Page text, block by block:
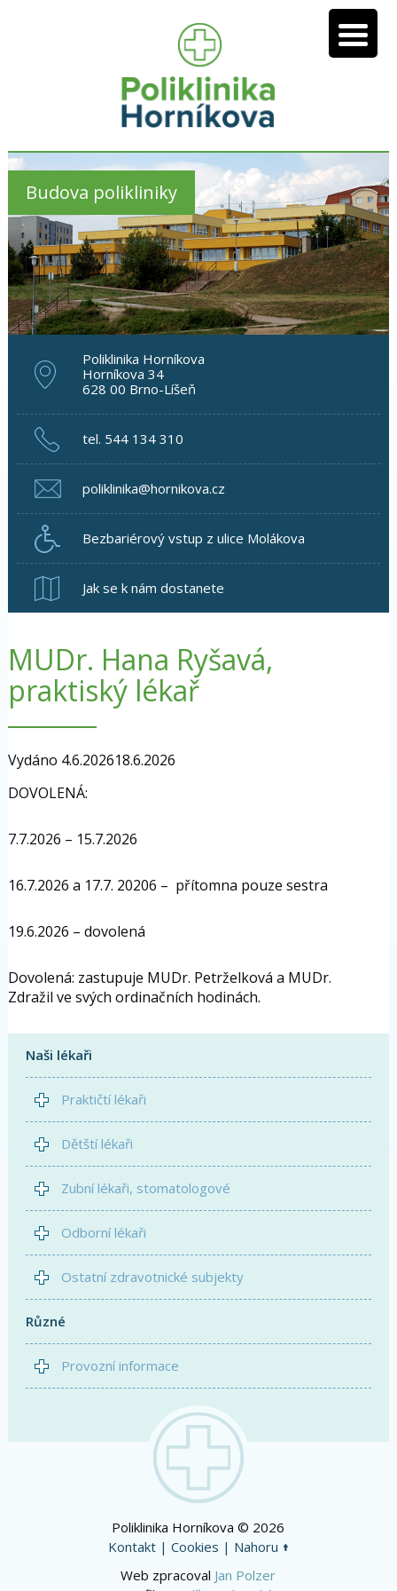
Budova polikliniky
Poliklinika Horníkova
Horníkova 34
628 00 Brno-Líšeň
tel. 544 134 310
poliklinika@hornikova.cz
Bezbariérový vstup z ulice Molákova
Jak se k nám dostanete
MUDr. Hana Ryšavá,
praktiský lékař
Vydáno 4.6.202618.6.2026
DOVOLENÁ:
7.7.2026 – 15.7.2026
16.7.2026 a 17.7. 20206 – přítomna pouze sestra
19.6.2026 – dovolená
Dovolená: zastupuje MUDr. Petrželková a MUDr.
Zdražil ve svých ordinačních hodinách.
Naši lékaři
Praktičtí lékaři
Dětští lékaři
Zubní lékaři, stomatologové
Odborní lékaři
Ostatní zdravotnické subjekty
Různé
Provozní informace
Poliklinika Horníkova © 2026
Kontakt| Cookies | Nahoru
Web zpracoval Jan Polzer